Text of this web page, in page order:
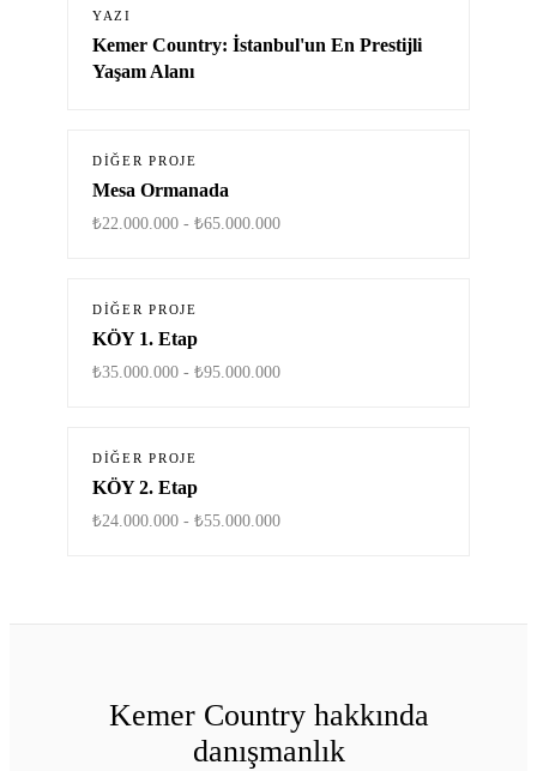
YAZI
Kemer Country: İstanbul'un En Prestijli
Yaşam Alanı
DIĞER PROJE
Mesa Ormanada
₺22.000.000 - ₺65.000.000
DIĞER PROJE
KÖY 1. Etap
₺35.000.000 - ₺95.000.000
DIĞER PROJE
KÖY 2. Etap
₺24.000.000 - ₺55.000.000
Kemer Countryhakkında
danışmanlık